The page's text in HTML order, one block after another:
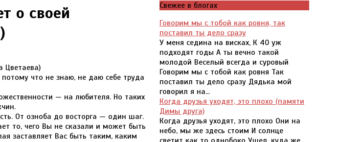
о своей
что не знаю, не даю себе труда
— на любителя. Но таких
От озноба до восторга — один шаг.
то, чего Вы не сказали и может быть
заставляет Вас быть таким, каким
Свежее в блогах
Говорим мы с тобой как ровня, так
поставил ты дело сразу
У меня седина на висках, К 40 уж
подходят годы А ты вечно такой
молодой Веселый всегда и суровый
Говорим мы с тобой как ровня Так
поставил ты дело сразу Дядька мой
говорил я на...
Когда друзья уходят, это плохо (памяти
Димы друга)
Когда друзья уходят, это плохо Они на
небо, мы же здесь стоим И солнце